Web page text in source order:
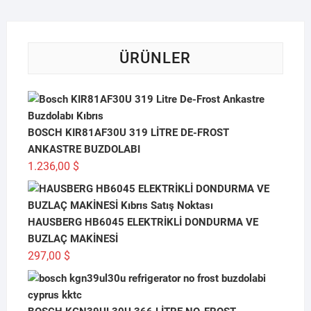
ÜRÜNLER
BOSCH KIR81AF30U 319 LİTRE DE-FROST
ANKASTRE BUZDOLABI
1.236,00 $
HAUSBERG HB6045 ELEKTRİKLİ DONDURMA VE
BUZLAÇ MAKİNESİ
297,00 $